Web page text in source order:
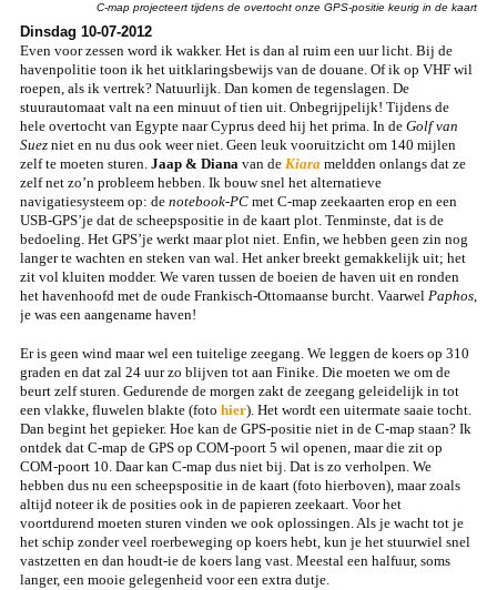
C-map projecteert tijdens de overtocht onze GPS-positie keurig in de kaart
Dinsdag 10-07-2012
Even voor zessen word ik wakker. Het is dan al ruim een uur licht. Bij de
havenpolitie toon ik het uitklaringsbewijs van de douane. Of ik op VHF wil
roepen, als ik vertrek? Natuurlijk. Dan komen de tegenslagen. De
stuurautomaat valt na een minuut of tien uit. Onbegrijpelijk! Tijdens de
hele overtocht van Egypte naar Cyprus deed hij het prima. In de Golf van
Suezniet en nu dus ook weer niet. Geen leuk vooruitzicht om 140 mijlen
zelf te moeten sturen. Jaap & Dianavan deKiarameldden onlangs dat ze
zelf net zo’n probleem hebben. Ik bouw snel het alternatieve
navigatiesysteem op: de notebook-PCmet C-map zeekaarten erop en een
USB-GPS’je dat de scheepspositie in de kaart plot. Tenminste, dat is de
bedoeling. Het GPS’je werkt maar plot niet. Enfin, we hebben geen zin nog
langer te wachten en steken van wal. Het anker breekt gemakkelijk uit; het
zit vol kluiten modder. We varen tussen de boeien de haven uit en ronden
het havenhoofd met de oude Frankisch-Ottomaanse burcht. Vaarwel Paphos,
je was een aangename haven!
Er is geen wind maar wel een tuitelige zeegang. We leggen de koers op 310
graden en dat zal 24 uur zo blijven tot aan Finike. Die moeten we om de
beurt zelf sturen. Gedurende de morgen zakt de zeegang geleidelijk in tot
een vlakke, fluwelen blakte (foto hier). Het wordt een uitermate saaie tocht.
Dan begint het gepieker. Hoe kan de GPS-positie niet in de C-map staan? Ik
ontdek dat C-map de GPS op COM-poort 5 wil openen, maar die zit op
COM-poort 10. Daar kan C-map dus niet bij. Dat is zo verholpen. We
hebben dus nu een scheepspositie in de kaart (foto hierboven), maar zoals
altijd noteer ik de posities ook in de papieren zeekaart. Voor het
voortdurend moeten sturen vinden we ook oplossingen. Als je wacht tot je
het schip zonder veel roerbeweging op koers hebt, kun je het stuurwiel snel
vastzetten en dan houdt-ie de koers lang vast. Meestal een halfuur, soms
langer, een mooie gelegenheid voor een extra dutje.